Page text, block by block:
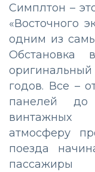
Симплтон –
«Восточного
одним из
Обстановка
оригинальный
годов. Все –
панелей до
винтажных
атмосферу
поезда
пассажиры